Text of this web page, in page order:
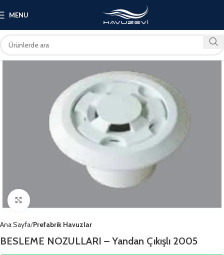
MENU
Click to enlarge
Ana Sayfa Prefabrik Havuzlar
BESLEME NOZULLARI – Yandan Çıkışlı 2005